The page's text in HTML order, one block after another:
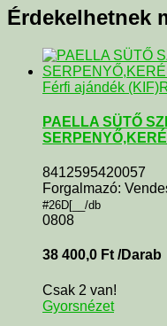
Érdekelhetnek
Férfi ajándék (KIF)
PAELLA SÜTŐ
8412595420057
Forgalmazó:
#26D[__/db
0808
38 400,0 Ft /Darab
Csak 2 van!
Gyorsnézet